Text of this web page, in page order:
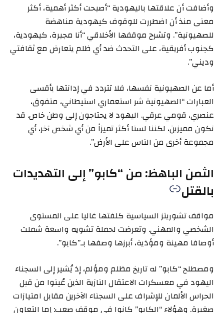
وأضافت أن علاقتها باليهودية “أصبحت أكثر أهمية، أكثر
معنى منذ أن اضطررت للوقوف كيهودية مناهضة
للصهيونية”. وتشرح موقفها الأخلاقي “أنا مجبرة، كيهودية،
كجنوب أفريقية، على التحدث ضد أي ظلم يتعارض مع ثقافتي
وديني”.
أما عن الصهيونية نفسها، فلا تتردد في إدانتها بأقسى
العبارات “الصهيونية شر استعماري استيطاني، متفوق،
عنصري، قومي عرقي. اليهود لا يحتاجون إلى وطن خاص. قد
نكون مميزين، لكننا لسنا أكثر تميزاً من أي شخص آخر، أي
مجموعة أخرى من الناس على الأرض”.
الثمن الباهظ: من “كابو” إلى التهديدات
بالقتل
مواقف تشوريتز السياسية كلفتها غاليا على المستوى
الشخصي والمهني. وتعرضت لحملة تشويه واسعة شملت
أوصافا مهينة ومؤذية، أبرزها وصفها بـ”كابو”.
ومصطلح “كابو” له تاريخ مظلم ومؤلم، إذ يُشير إلى السجناء
اليهود في معسكرات الاعتقال النازية الذين عُينوا من قبل
الحراس الألمان للإشراف على السجناء الآخرين مقابل امتيازات
صغيرة. وهؤلاء “الكابو” كانوا في موقف صعب: إما التعاون